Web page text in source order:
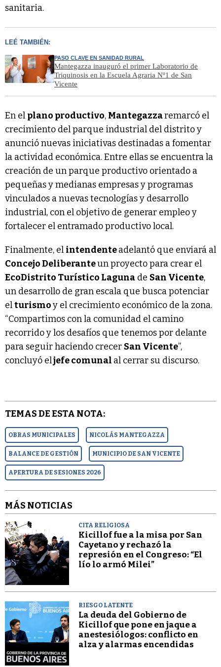
sanitaria.
LEÉ TAMBIÉN:
PASO CLAVE EN SANIDAD RURAL
Mantegazza inauguró el primer Laboratorio de
Triquinosis en la Escuela Agraria Nº1 de San
Vicente
En el plano productivo, Mantegazzaremarcó el
crecimiento del parque industrial del distrito y
anunció nuevas iniciativas destinadas a fomentar
la actividad económica. Entre ellas se encuentra la
creación de un parque productivo orientado a
pequeñas y medianas empresas y programas
vinculados a nuevas tecnologías y desarrollo
industrial, con el objetivo de generar empleo y
fortalecer el entramado productivo local.
Finalmente, el intendenteadelantó que enviará al
Concejo Deliberanteun proyecto para crear el
EcoDistrito Turístico Laguna de San Vicente,
un desarrollo de gran escala que busca potenciar
elturismoy el crecimiento económico de la zona.
“Compartimos con la comunidad el camino
recorrido y los desafíos que tenemos por delante
para seguir haciendo crecer San Vicente”,
concluyó eljefe comunal al cerrar su discurso.
TEMAS DE ESTA NOTA:
OBRAS MUNICIPALES NICOLÁS MANTEGAZZA
BALANCE DE GESTIÓN MUNICIPIO DE SAN VICENTE
APERTURA DE SESIONES 2026
MÁS NOTICIAS
CITA RELIGIOSA
Kicillof fue a la misa por San
Cayetano y rechazó la
represión en el Congreso: “El
lío lo armó Milei”
RIESGO LATENTE
La deuda del Gobierno de
Kicillof que pone en jaque a
anestesiólogos: conflicto en
alza y alarmas encendidas